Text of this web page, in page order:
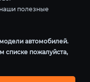
полезные
автомобилей.
списке пожалуйста,